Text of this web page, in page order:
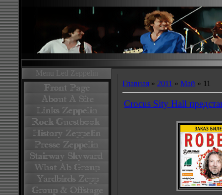
Menu Led Zeppelin
Главная » 2011 » Май » 11
Crocus Sity Hall